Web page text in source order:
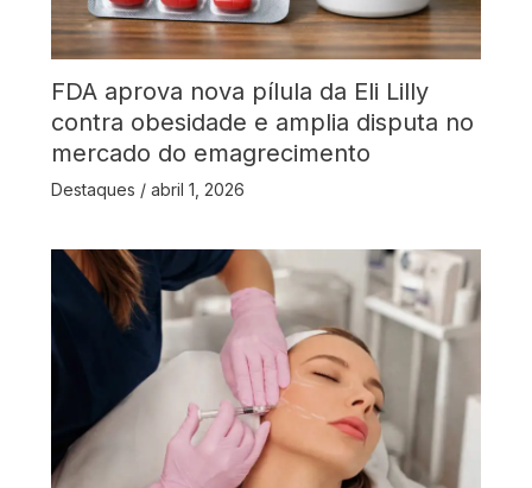
FDA aprova nova pílula da Eli Lilly
contra obesidade e amplia disputa no
mercado do emagrecimento
Destaques / abril 1, 2026